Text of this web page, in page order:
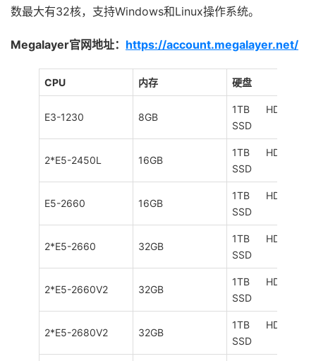
数最大有32核，支持Windows和Linux操作系统。
Megalayer官网地址： https://account.megalayer.net/
CPU 内存 硬盘
E3-1230 8GB
1TB HDD/240G
SSD
2*E5-2450L 16GB
1TB HDD/240G
SSD
E5-2660 16GB
1TB HDD/240G
SSD
2*E5-2660 32GB
1TB HDD/240G
SSD
2*E5-2660V2 32GB
1TB HDD/240G
SSD
2*E5-2680V2 32GB
1TB HDD/240G
SSD